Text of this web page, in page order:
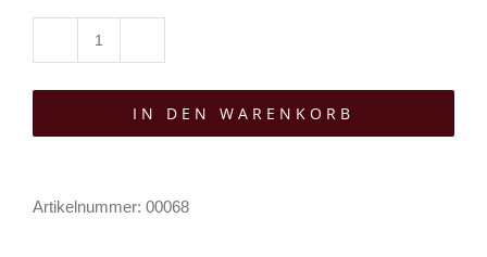
&
Braces
Stiefel
IN DEN WARENKORB
Artikelnummer: 00068